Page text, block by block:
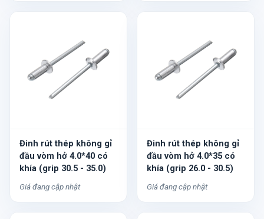
Đinh rút thép không gỉ
đầu vòm hở 4.0*40 có
khía (grip 30.5 - 35.0)
Giá đang cập nhật
Đinh rút thép không gỉ
đầu vòm hở 4.0*35 có
khía (grip 26.0 - 30.5)
Giá đang cập nhật